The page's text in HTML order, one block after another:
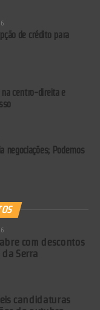
de crédito para
centro-direita e
negociações; Podemos
com descontos
Serra
candidaturas